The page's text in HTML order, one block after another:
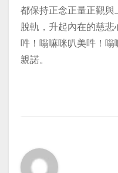
都保持正念正量正觀與
脫軌，升起內在的慈
吽！嗡嘛咪叭美吽！
親諾。